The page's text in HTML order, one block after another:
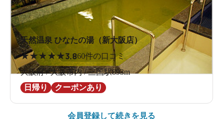
天然温泉 ひなたの湯（新大阪店）
★★★★★3.860件の口コミ
大阪府 / 大阪市内 / 三国駅893m
日帰り
クーポンあり
会員登録して続きを見る